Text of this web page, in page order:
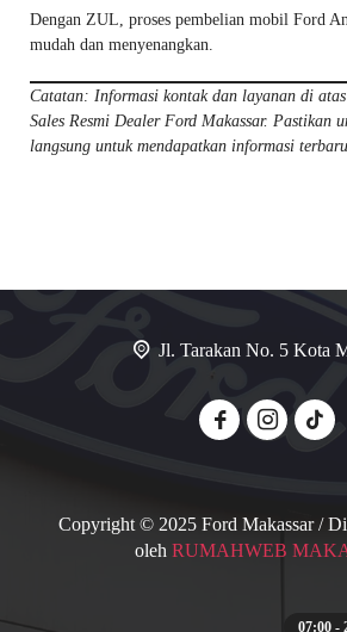
07:00 -
Dengan ZUL, proses pembelian mobil Ford
mudah dan menyenangkan.
Catatan: Informasi kontak dan layanan di
Sales Resmi Dealer Ford Makassar. Pastikan
langsung untuk mendapatkan informasi
Jl. Tarakan No. 5 Kota
Copyright © 2025 Ford Makassar /
oleh RUMAHWEB